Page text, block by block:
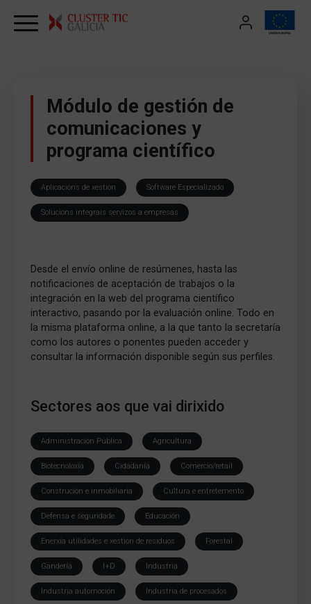
Módulo de gestión de
comunicaciones y
programa científico
Aplicacións de xestión Software Especializado
Solucións integrais servizos a empresas
Desde el envío online de resúmenes, hasta las
notificaciones de aceptación de trabajos o la
integración en la web del programa científico
interactivo, pasando por la evaluación online. Todo en
la misma plataforma online, a la que tanto la secretaría
como los autores o ponentes pueden acceder y
consultar la información disponible según sus perfiles.
Sectores aos que vai dirixido
Administración Pública Agricultura
Biotecnoloxía Cidadanía Comercio/retail
Construción e inmobiliaria Cultura e entretemento
Defensa e seguridade Educación
Enerxía utilidades e xestión de residuos Forestal
Gandería I+D Industria
Industria automoción Industria de procesados